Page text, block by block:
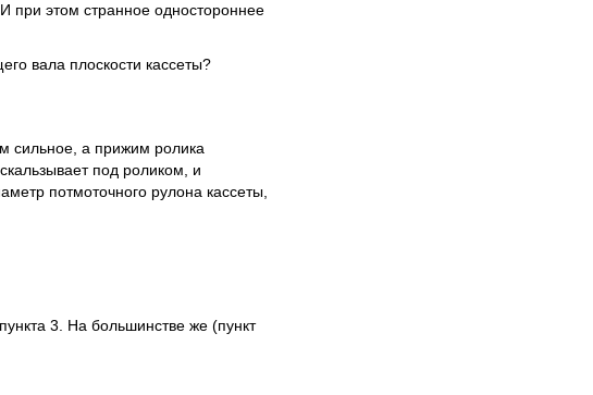
при этом странное одностороннее
вала плоскости кассеты?
сильное, а прижим ролика
под роликом, и
потмоточного рулона кассеты,
3. На большинстве же (пункт